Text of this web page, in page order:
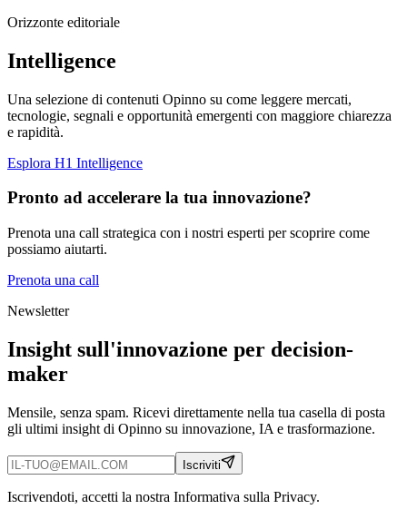
Orizzonte editoriale
Intelligence
Una selezione di contenuti Opinno su come leggere mercati,
tecnologie, segnali e opportunità emergenti con maggiore chiarezza
e rapidità.
Esplora H1 Intelligence
Pronto ad accelerare la tua innovazione?
Prenota una call strategica con i nostri esperti per scoprire come
possiamo aiutarti.
Prenota una call
Newsletter
Insight sull'innovazione per decision-
maker
Mensile, senza spam. Ricevi direttamente nella tua casella di posta
gli ultimi insight di Opinno su innovazione, IA e trasformazione.
Iscriviti
Iscrivendoti, accetti la nostra Informativa sulla Privacy.